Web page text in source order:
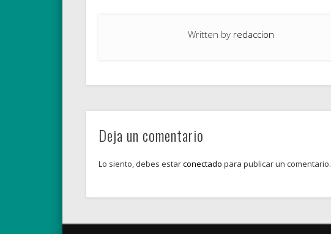
Written by redaccion
Deja un comentario
Lo siento, debes estarconectado para publicar un comentario.